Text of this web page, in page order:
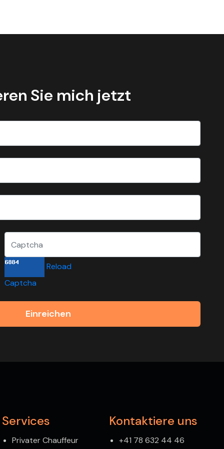
Sie mich jetzt
Reload
Captcha
Einreichen
Services
Privater Chauffeur
Kontaktiere uns
+41 78 632 44 46